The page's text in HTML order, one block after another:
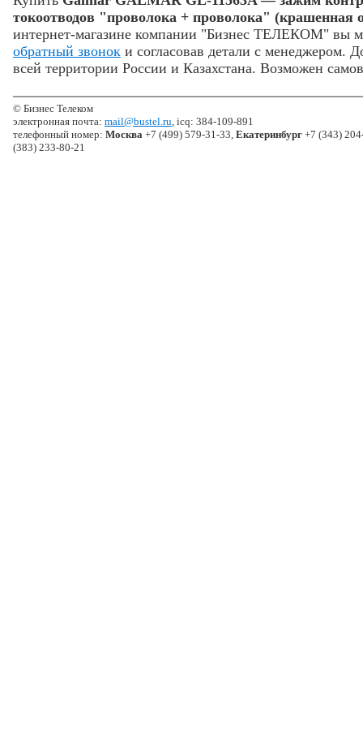
токоотводов "проволока + проволока" (крашенная
интернет-магазине компании "Бизнес ТЕЛЕКОМ" вы
обратный звонок и согласовав детали с менеджером.
всей территории России и Казахстана. Возможен
© Бизнес Телеком
электронная почта: mail@bustel.ru, icq: 384-109-891
телефонный номер: Москва +7 (499) 579-31-33, Екатеринбург +7 (343)
(383) 233-80-21